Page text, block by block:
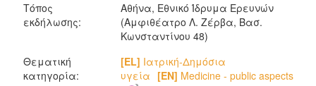
Τόπος
εκδήλωσης:
Αθήνα, Εθνικό Ίδρυμα Ερευνών
(Αμφιθέατρο Λ. Ζέρβα, Bασ.
Κωνσταντίνου 48)
Θεματική
κατηγορία:
[EL] Ιατρική-Δημόσια
υγεία [EN] Medicine - public aspects